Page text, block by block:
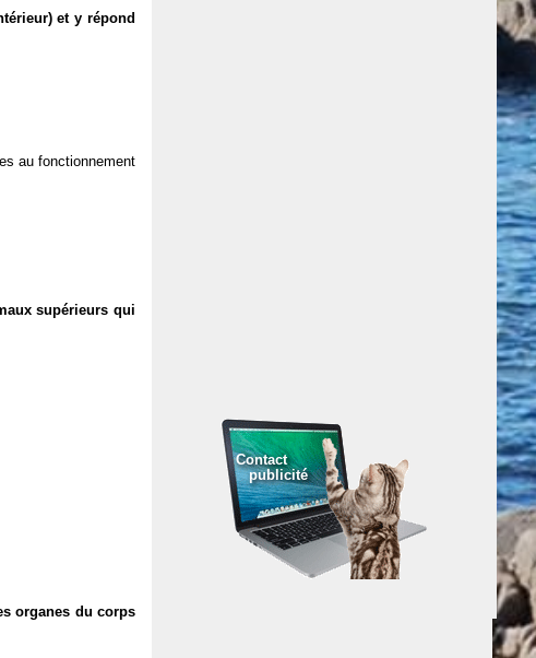
et y répond
au fonctionnement
supérieurs qui
organes du corps
Contact
publicité